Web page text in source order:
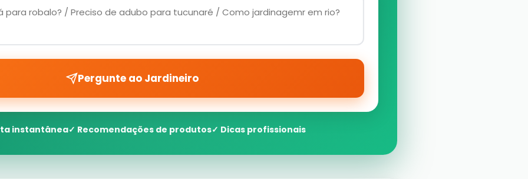
Pergunte ao Jardineiro
instantânea✓ Recomendações de produtos✓ Dicas profissionais